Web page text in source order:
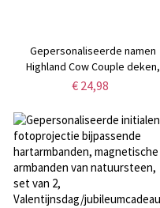
Gepersonaliseerde namen
Highland Cow Couple deken,
flanel/sherpa zachte
jubileum/Valentijnsdag cadeau
voor hem/haar/koppel
€ 24,98